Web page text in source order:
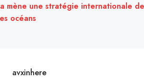
mène une stratégie internationale de
océans
avxinhere